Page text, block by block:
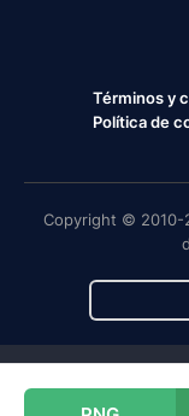
Términos y
Política de
Copyright © 2010-